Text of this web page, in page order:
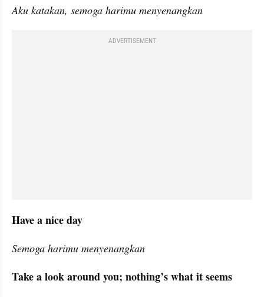
Aku katakan, semoga harimu menyenangkan
ADVERTISEMENT
Have a nice day
Semoga harimu menyenangkan
Take a look around you; nothing’s what it seems